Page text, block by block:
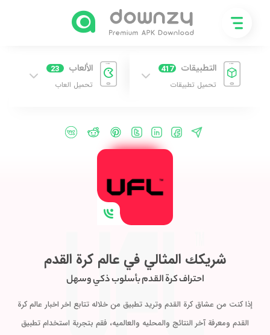
التطبيقات 417
تحميل تطبيقات
الألعاب 23
تحميل العاب
شريكك المثالي في عالم كرة القدم
احتراف كرة القدم بأسلوب ذكي وسهل
إذا كنت من عشاق كرة القدم وتريد تطبيق من خلاله تتابع اخر اخبار عالم كرة
القدم ومعرفة آخر النتائج والمحليه والعالميه، فقم بتجربة استخدام تطبيق